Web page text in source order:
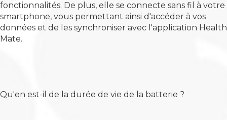
fonctionnalités. De plus, elle se connecte sans fil à votre
smartphone, vous permettant ainsi d'accéder à vos
données et de les synchroniser avec l'application Health
Mate.
Qu'en est-il de la durée de vie de la batterie ?